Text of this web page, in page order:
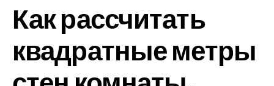
Как рассчитать
квадратные метры